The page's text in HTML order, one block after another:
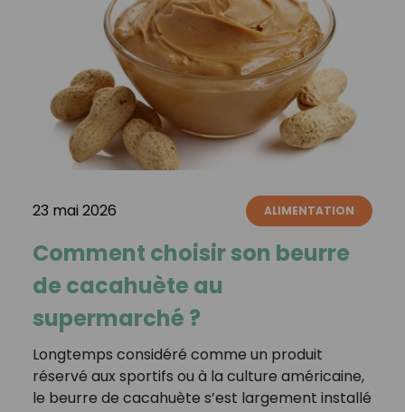
23 mai 2026 ALIMENTATION
Comment choisir son beurre
de cacahuète au
supermarché ?
Longtemps considéré comme un produit
réservé aux sportifs ou à la culture américaine,
le beurre de cacahuète s’est largement installé